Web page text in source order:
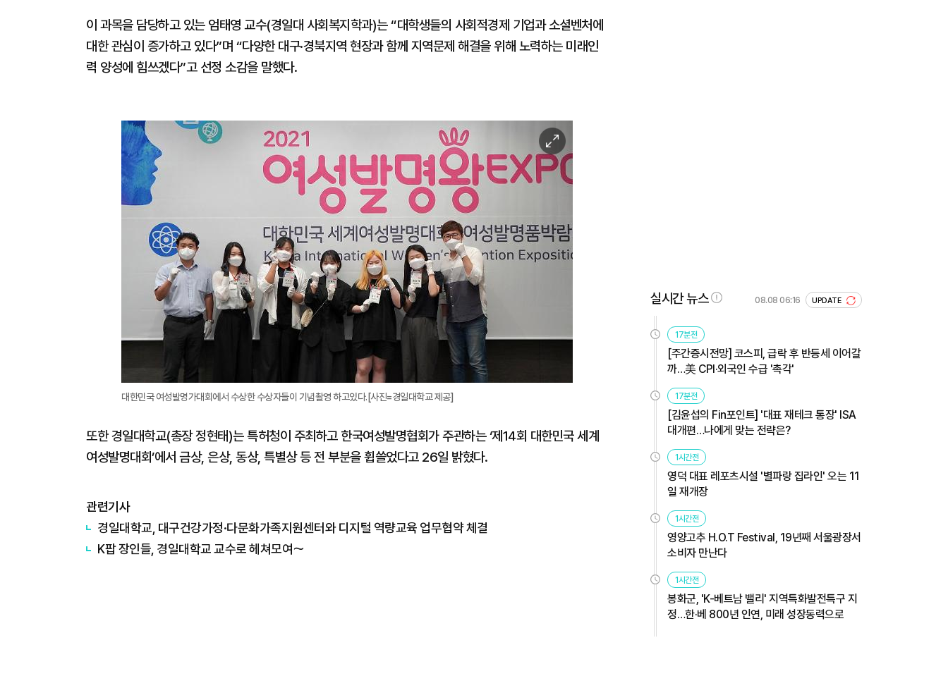
이 과목을 담당하고 있는 엄태영 교수(경일대 사회복지학과)는 “대학생들의 사회적경제 기업과 소셜벤처에
대한 관심이 증가하고 있다”며 “다양한 대구·경북지역 현장과 함께 지역문제 해결을 위해 노력하는 미래인
력 양성에 힘쓰겠다”고 선정 소감을 말했다.
이
미
지
대
대한민국 여성발명가대회에서 수상한 수상자들이 기념촬영 하고있다.[사진=경일대학교 제공]
또한 경일대학교(총장 정현태)는 특허청이 주최하고 한국여성발명협회가 주관하는 ‘제14회 대한민국 세계
여성발명대회’에서 금상, 은상, 동상, 특별상 등 전 부분을 휩쓸었다고 26일 밝혔다.
관련기사
경일대학교, 대구건강가정·다문화가족지원센터와 디지털 역량교육 업무협약 체결
K팝 장인들, 경일대학교 교수로 헤쳐모여～
실시간 뉴스 08.08 06:16 UPDATE
17분전
[주간증시전망] 코스피, 급락 후 반등세 이어갈
까…美 CPI·외국인 수급 '촉각'
17분전
[김윤섭의 Fin포인트] '대표 재테크 통장' ISA
대개편…나에게 맞는 전략은?
1시간전
영덕 대표 레포츠시설 '별파랑 집라인' 오는 11
일 재개장
1시간전
영양고추 H.O.T Festival, 19년째 서울광장서
소비자 만난다
1시간전
봉화군, 'K-베트남 밸리' 지역특화발전특구 지
정…한·베 800년 인연, 미래 성장동력으로